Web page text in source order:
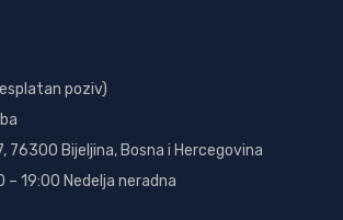
poziv)
76300 Bijeljina, Bosna i Hercegovina
– 19:00 Nedelja neradna